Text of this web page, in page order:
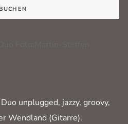
unplugged, jazzy, groovy,
Wendland (Gitarre).